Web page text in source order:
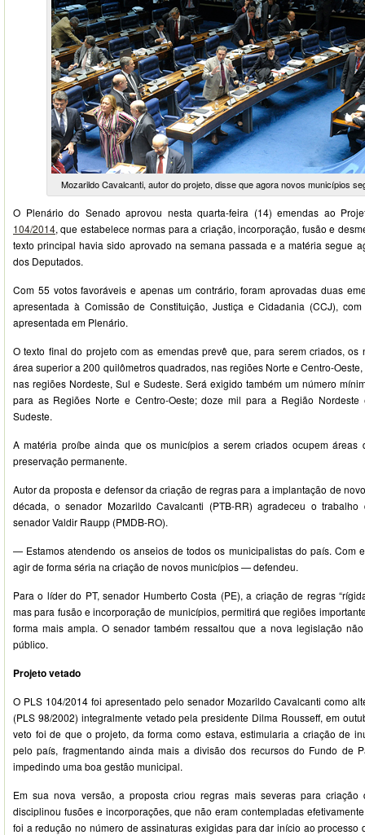
Mozarildo Cavalcanti, autor do projeto, disse que agora novos municípios
O Plenário do Senado aprovou nesta quarta-feira (14) emendas ao
104/2014, que estabelece normas para a criação, incorporação, fusão e
texto principal havia sido aprovado na semana passada e a matéria segue
dos Deputados.
Com 55 votos favoráveis e apenas um contrário, foram aprovadas duas
apresentada à Comissão de Constituição, Justiça e Cidadania (CCJ),
apresentada em Plenário.
O texto final do projeto com as emendas prevê que, para serem criados, os
área superior a 200 quilômetros quadrados, nas regiões Norte e Centro-
nas regiões Nordeste, Sul e Sudeste. Será exigido também um número
para as Regiões Norte e Centro-Oeste; doze mil para a Região
Sudeste.
A matéria proíbe ainda que os municípios a serem criados ocupem áreas
preservação permanente.
Autor da proposta e defensor da criação de regras para a implantação de
década, o senador Mozarildo Cavalcanti (PTB-RR) agradeceu o
senador Valdir Raupp (PMDB-RO).
— Estamos atendendo os anseios de todos os municipalistas do país. Com
agir de forma séria na criação de novos municípios — defendeu.
Para o líder do PT, senador Humberto Costa (PE), a criação de regras
mas para fusão e incorporação de municípios, permitirá que regiões
forma mais ampla. O senador também ressaltou que a nova legislação
público.
Projeto vetado
O PLS 104/2014 foi apresentado pelo senador Mozarildo Cavalcanti como
(PLS 98/2002) integralmente vetado pela presidente Dilma Rousseff, em
veto foi de que o projeto, da forma como estava, estimularia a criação de
pelo país, fragmentando ainda mais a divisão dos recursos do Fundo de
impedindo uma boa gestão municipal.
Em sua nova versão, a proposta criou regras mais severas para criação
disciplinou fusões e incorporações, que não eram contempladas
foi a redução no número de assinaturas exigidas para dar início ao processo